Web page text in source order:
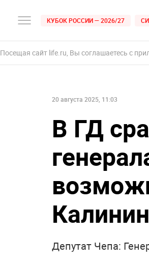
КУБОК РОССИИ — 2026/27
Посещая сайт life.ru, Вы соглашаетесь с
20 августа 2025, 11:03
В ГД
Депутат Чепа: